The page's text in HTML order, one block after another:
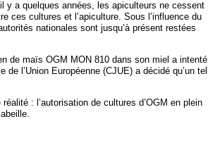
y a quelques années, les apiculteurs ne cessent
ces cultures et l’apiculture. Sous l’influence du
nationales sont jusqu’à présent restées
de maïs OGM MON 810 dans son miel a intenté
l’Union Européenne (CJUE) a décidé qu’un tel
: l’autorisation de cultures d’OGM en plein